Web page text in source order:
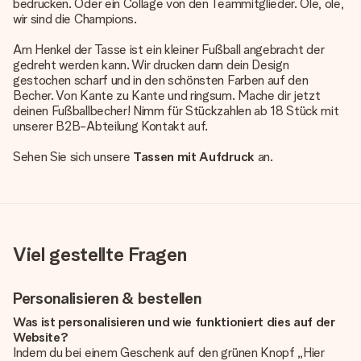
bedrucken. Oder ein Collage von den Teammitglieder. Ole, ole,
wir sind die Champions.
Am Henkel der Tasse ist ein kleiner Fußball angebracht der
gedreht werden kann. Wir drucken dann dein Design
gestochen scharf und in den schönsten Farben auf den
Becher. Von Kante zu Kante und ringsum. Mache dir jetzt
deinen Fußballbecher! Nimm für Stückzahlen ab 18 Stück mit
unserer B2B-Abteilung Kontakt auf.
Sehen Sie sich unsere Tassen mit Aufdruck an.
Viel gestellte Fragen
Personalisieren & bestellen
Was ist personalisieren und wie funktioniert dies auf der
Website?
Indem du bei einem Geschenk auf den grünen Knopf „Hier